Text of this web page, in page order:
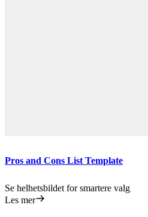
Pros and Cons List Template
Se helhetsbildet for smartere valg
Les mer